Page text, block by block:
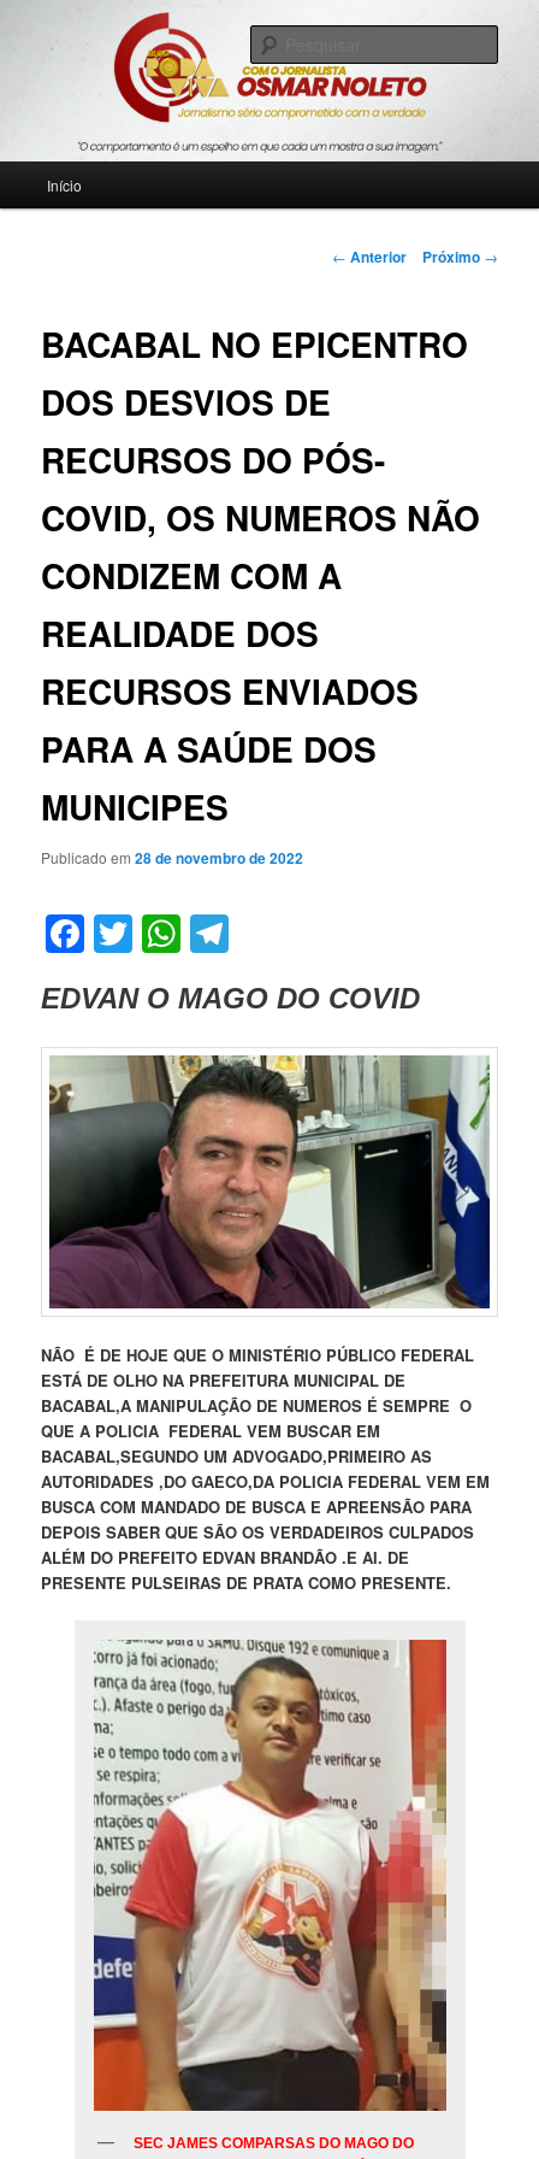
Blog Roda Viva
Jornalismo sério comprometido com a verdade
Início
Navegação
← Anterior Próximo →
BACABAL NO EPICENTRO
DOS DESVIOS DE
RECURSOS DO PÓS-
COVID, OS NUMEROS NÃO
CONDIZEM COM A
REALIDADE DOS
RECURSOS ENVIADOS
PARA A SAÚDE DOS
MUNICIPES
Publicado em28 de novembro de 2022
Facebook
TwitterWhatsApp
EDVAN O MAGO DO COVID
NÃO É DE HOJE QUE O MINISTÉRIO PÚBLICO FEDERAL
ESTÁ DE OLHO NA PREFEITURA MUNICIPAL DE
BACABAL,A MANIPULAÇÃO DE NUMEROS É SEMPRE O
QUE A POLICIA FEDERAL VEM BUSCAR EM
BACABAL,SEGUNDO UM ADVOGADO,PRIMEIRO AS
AUTORIDADES ,DO GAECO,DA POLICIA FEDERAL VEM EM
BUSCA COM MANDADO DE BUSCA E APREENSÃO PARA
DEPOIS SABER QUE SÃO OS VERDADEIROS CULPADOS
ALÉM DO PREFEITO EDVAN BRANDÃO .E AI. DE
PRESENTE PULSEIRAS DE PRATA COMO PRESENTE.
SEC JAMES COMPARSAS DO MAGO DO